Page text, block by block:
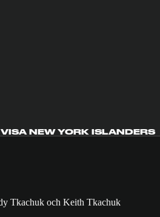
VISA NEW YORK ISLANDERS